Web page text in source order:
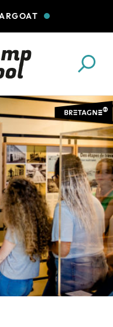
ASSAINISSEMENT
RECRUTE
PISCINES